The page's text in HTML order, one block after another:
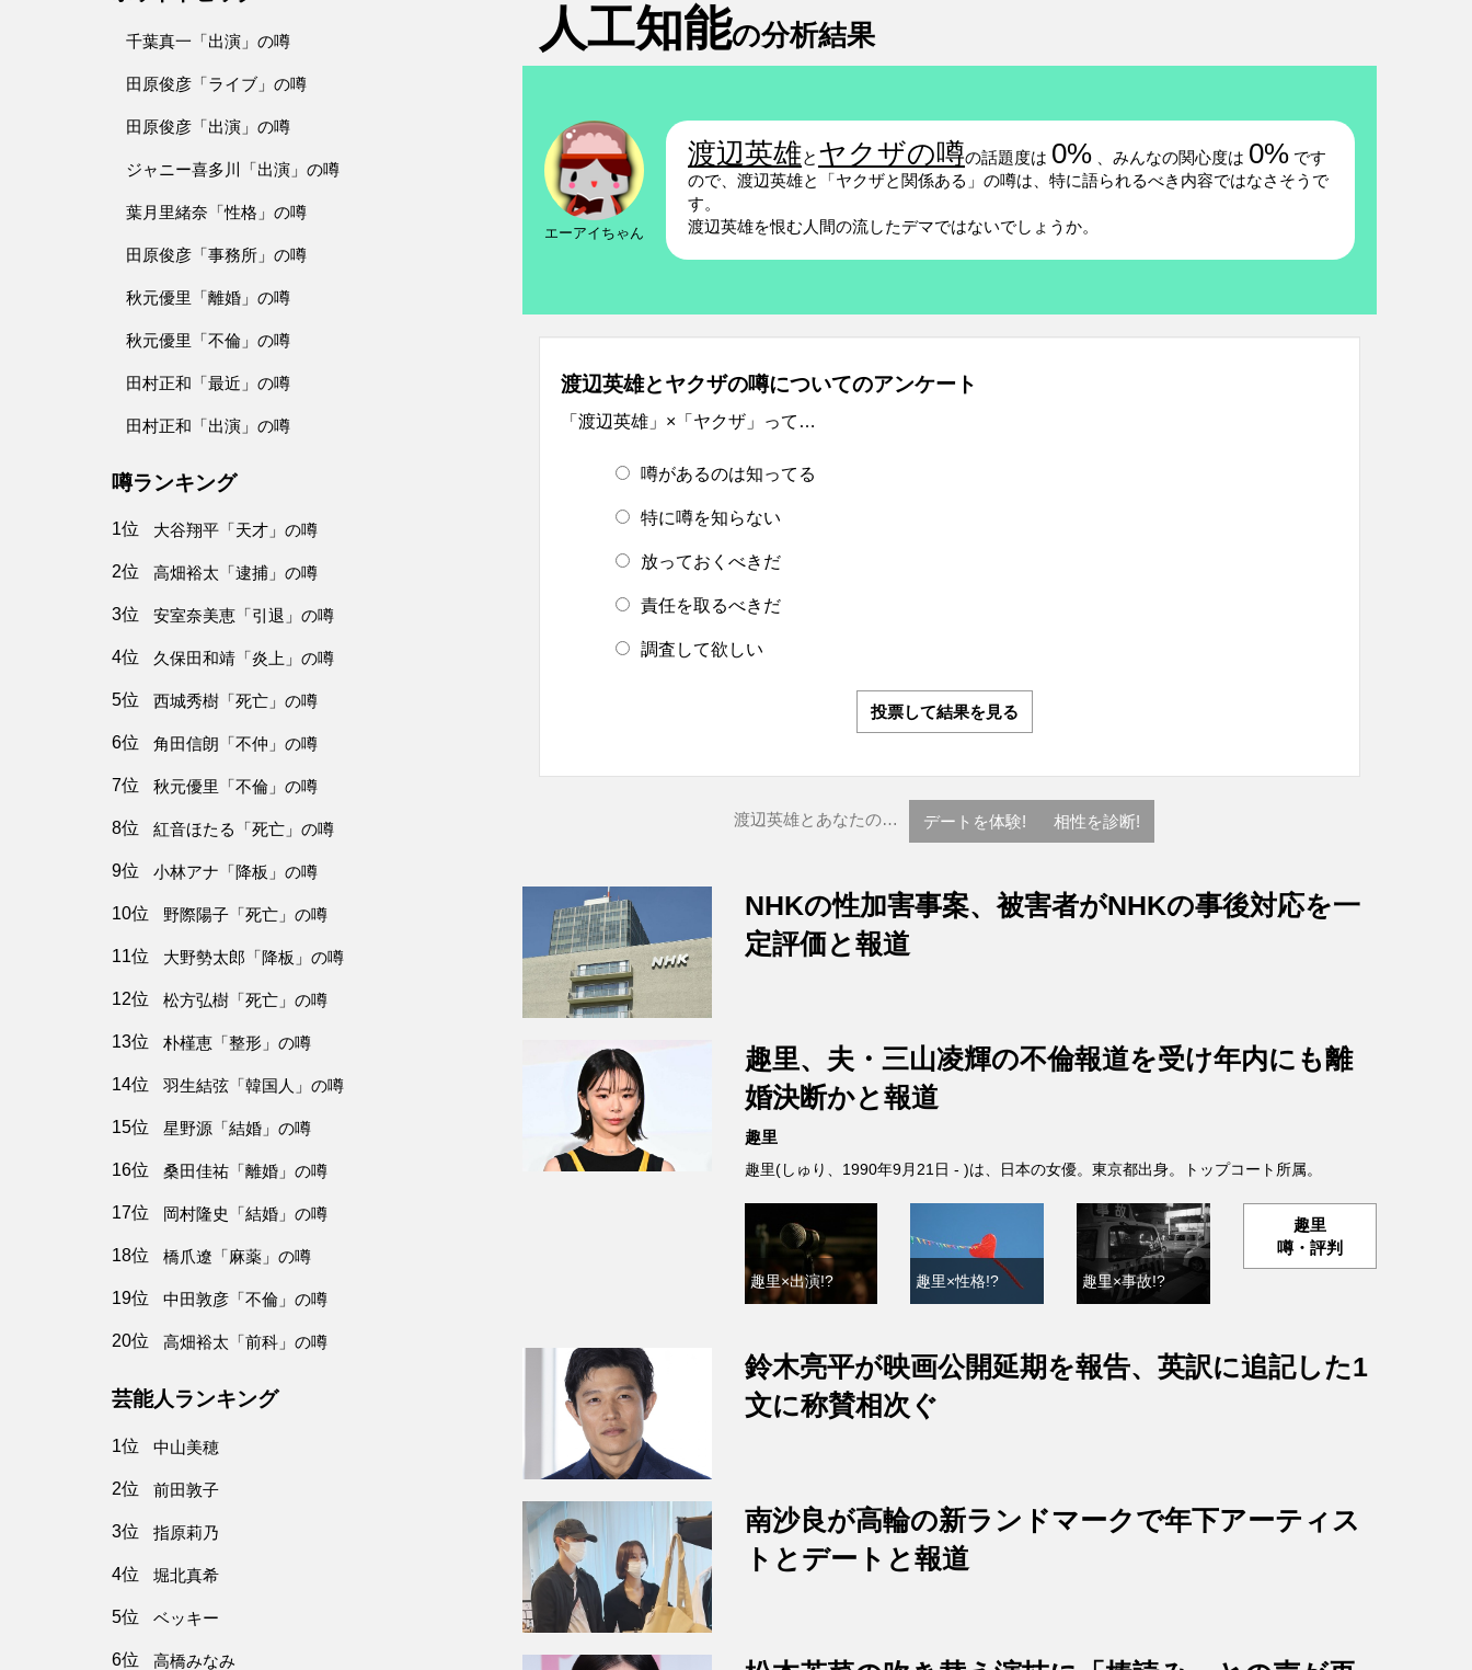
人工知能の分析結果
エーアイちゃん
渡辺英雄と ヤクザの噂の話題度は 0% 、みんなの関心度は 0% です
ので、渡辺英雄と「ヤクザと関係ある」の噂は、特に語られるべき内容ではなさそうで
す。
渡辺英雄を恨む人間の流したデマではないでしょうか。
渡辺英雄とヤクザの噂についてのアンケート
「渡辺英雄」×「ヤクザ」って…
噂があるのは知ってる
特に噂を知らない
放っておくべきだ
責任を取るべきだ
調査して欲しい
投票して結果を見る
渡辺英雄とあなたの… デートを体験! 相性を診断!
NHKの性加害事案、被害者がNHKの事後対応を一
定評価と報道
趣里、夫・三山凌輝の不倫報道を受け年内にも離
婚決断かと報道
趣里
趣里(しゅり、1990年9月21日 - )は、日本の女優。東京都出身。トップコート所属。
趣里×出演!? 趣里×性格!? 趣里×事故!?
趣里
噂・評判
鈴木亮平が映画公開延期を報告、英訳に追記した1
文に称賛相次ぐ
南沙良が高輪の新ランドマークで年下アーティス
トとデートと報道
千葉真一「出演」の噂
田原俊彦「ライブ」の噂
田原俊彦「出演」の噂
ジャニー喜多川「出演」の噂
葉月里緒奈「性格」の噂
田原俊彦「事務所」の噂
秋元優里「離婚」の噂
秋元優里「不倫」の噂
田村正和「最近」の噂
田村正和「出演」の噂
噂ランキング
1位 大谷翔平「天才」の噂
2位 高畑裕太「逮捕」の噂
3位 安室奈美恵「引退」の噂
4位 久保田和靖「炎上」の噂
5位 西城秀樹「死亡」の噂
6位 角田信朗「不仲」の噂
7位 秋元優里「不倫」の噂
8位 紅音ほたる「死亡」の噂
9位 小林アナ「降板」の噂
10位 野際陽子「死亡」の噂
11位 大野勢太郎「降板」の噂
12位 松方弘樹「死亡」の噂
13位 朴槿恵「整形」の噂
14位 羽生結弦「韓国人」の噂
15位 星野源「結婚」の噂
16位 桑田佳祐「離婚」の噂
17位 岡村隆史「結婚」の噂
18位 橋爪遼「麻薬」の噂
19位 中田敦彦「不倫」の噂
20位 高畑裕太「前科」の噂
芸能人ランキング
1位 中山美穂
2位 前田敦子
3位 指原莉乃
4位 堀北真希
5位 ベッキー
6位 高橋みなみ